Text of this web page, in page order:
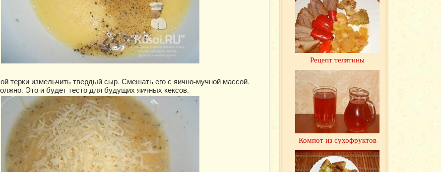
терки измельчить твердый сыр. Смешать его с яично-мучной массой.
Это и будет тесто для будущих яичных кексов.
Рецепт телятины
Компот из сухофруктов